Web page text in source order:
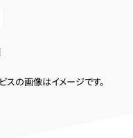
の画像はイメージです。